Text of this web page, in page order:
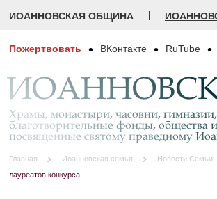
ИОАННОВСКАЯ ОБЩИНА |
Пожертвовать ВКонтакте RuTube
Храмы, монастыри, часовни,
благотворительные фонды, общества
посвященные святому праведному
Главная Иоанновская семья Новости Семьи
лауреатов конкурса!